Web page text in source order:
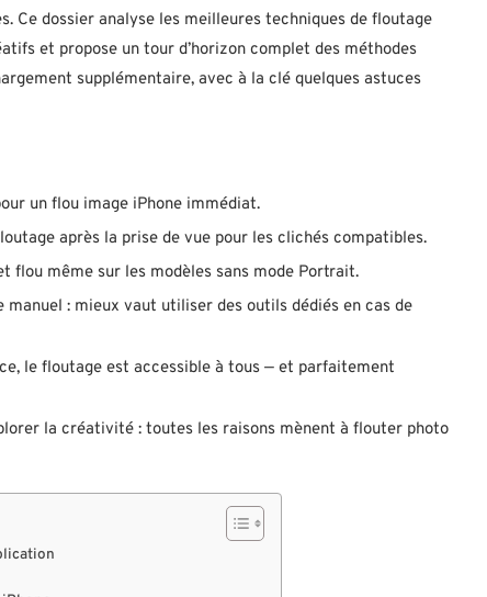
Ce dossier analyse les meilleures techniques de floutage
et propose un tour d’horizon complet des méthodes
supplémentaire, avec à la clé quelques astuces
un flou image iPhone immédiat.
après la prise de vue pour les clichés compatibles.
flou même sur les modèles sans mode Portrait.
: mieux vaut utiliser des outils dédiés en cas de
le floutage est accessible à tous — et parfaitement
la créativité : toutes les raisons mènent à flouter photo